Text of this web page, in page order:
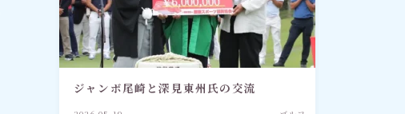
ジャンボ尾崎と深見東州氏の交流